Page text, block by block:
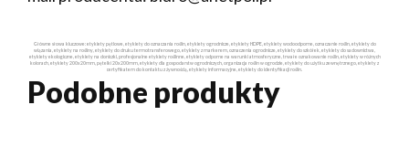
Główne słowa kluczowe: etykiety pętlowe, etykiety do oznaczania roślin, etykiety ogrodnicze, etykiety HDPE, etykiety wodoodporne, oznaczanie roślin, etykiety do
wiązania, etykiety na rośliny, etykiety do druku termotransferowego, etykiety z markerem, oznaczenia ogrodnicze, etykiety do szkółek, etykiety do sadownictwa,
etykiety ekologiczne, etykiety na doniczki, profesjonalne etykiety roślinne, etykiety odporne na warunki atmosferyczne, trwałe oznakowanie roślin, etykiety w różnych
kolorach, etykiety 200x20mm, pętelki 20x200mm, etykiety dla gospodarstw ogrodniczych, organizacja roślin w ogrodzie, etykiety do użytku zewnętrznego, etykiety z
certyfikatem do kontaktu z żywnością, etykiety informacyjne, etykiety do identyfikacji roślin.
Podobne produkty